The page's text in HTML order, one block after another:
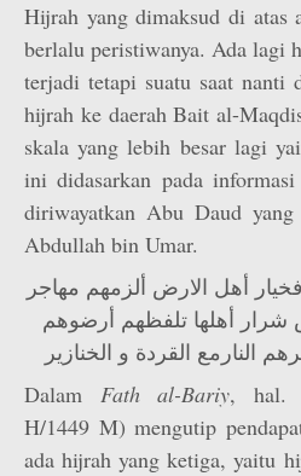
Hijrah yang dimaksud di atas
berlalu peristiwanya. Ada lagi
terjadi tetapi suatu saat nanti
hijrah ke daerah Bait al-
skala yang lebih besar lagi
ini didasarkan pada
diriwayatkan Abu Daud yang
Abdullah bin Umar.
أهل الارض ألزمهم مهاجر
شرار أهلها تلفظهم أرضوهم
النارمع القردة و الخنازير
Dalam Fath al-Bariy, hal.
H/1449 M) mengutip
ada hijrah yang ketiga, yaitu